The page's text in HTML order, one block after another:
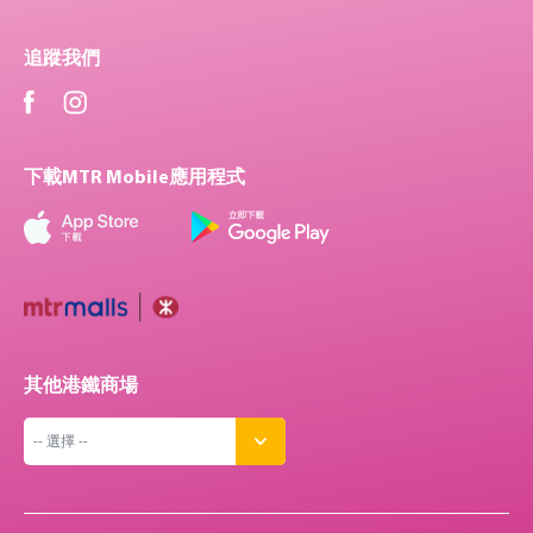
追蹤我們
下載MTR Mobile應用程式
其他港鐵商場